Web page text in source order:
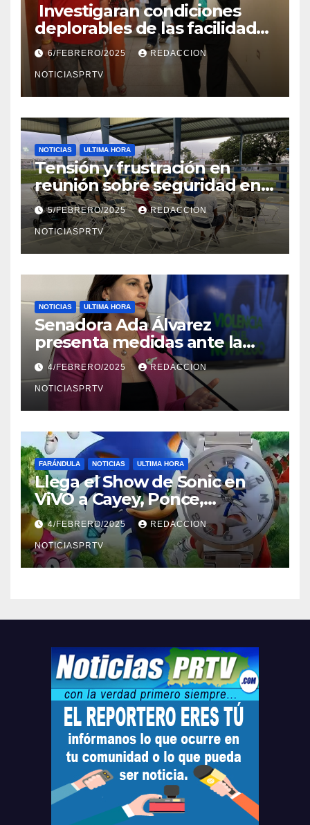
Investigaran condiciones
deplorables de las facilidades
el Departamento de la Salud
en Mayagüez
6/FEBRERO/2025 REDACCION
NOTICIASPRTV
NOTICIAS ULTIMA HORA
Tensión y frustración en
reunión sobre seguridad en
Reparto Metropolitano
5/FEBRERO/2025 REDACCION
NOTICIASPRTV
NOTICIAS ULTIMA HORA
Senadora Ada Álvarez
presenta medidas ante la
violencia en el noviazgo
4/FEBRERO/2025 REDACCION
NOTICIASPRTV
FARÁNDULA NOTICIAS ULTIMA HORA
Llega el Show de Sonic en
ViVO a Cayey, Ponce,
Barceloneta y Humacao,
Relojes gratis para el que
compre ahora….
4/FEBRERO/2025 REDACCION
NOTICIASPRTV